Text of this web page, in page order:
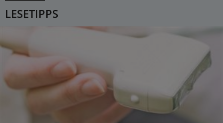
LESETIPPS